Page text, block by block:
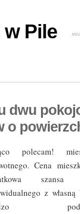
Pile
dwu
o
polecam!
Cena
szansa
z